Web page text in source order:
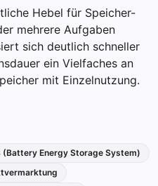
Hebel für Speicher-
mehrere Aufgaben
sich deutlich schneller
ein Vielfaches an
mit Einzelnutzung.
(Battery Energy Storage System)